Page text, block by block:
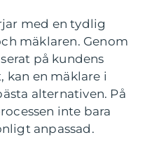
med en tydlig
mäklaren. Genom
på kundens
kan en mäklare i
alternativen. På
inte bara
anpassad.